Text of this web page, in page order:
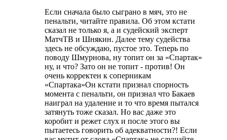
Если сначала было сыграно в мяч, это не
пенальти, читайте правила. Об этом кстати
сказал не только я, а и судейский эксперт
МатчТВ и Шнякин. Далее тему судейства
здесь не обсуждаю, пустое это. Теперь по
поводу Шмурнова, ну топит он за «Спартак»
ну, и что? Зато он не топит - против! Он
очень корректен к соперникам
«Спартака»Он кстати признал спорность
момента с пенальти, он признал что Бакаев
наиграл на удаление и то что время пытался
затянуть тоже сказал. Но вас даже это
коробит и режет слух и после этого вы
пытаетесь говорить об адекватности?! Если